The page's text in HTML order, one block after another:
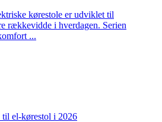
kørestole er udviklet til
rækkevidde i hverdagen. Serien
...
til el-kørestol i 2026